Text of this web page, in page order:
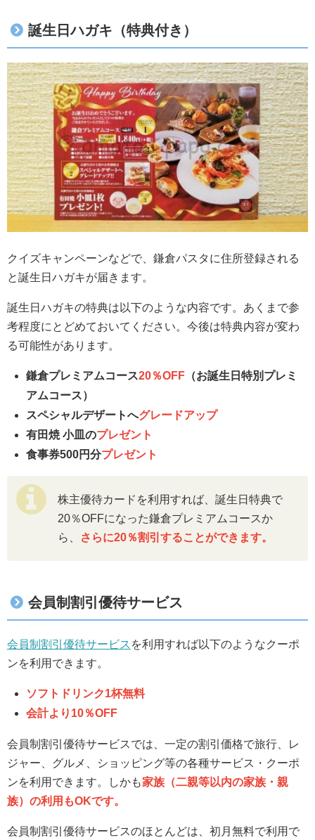
誕生日ハガキ（特典付き）
クイズキャンペーンなどで、鎌倉パスタに住所登録される
と誕生日ハガキが届きます。
誕生日ハガキの特典は以下のような内容です。あくまで参
考程度にとどめておいてください。今後は特典内容が変わ
る可能性があります。
鎌倉プレミアムコース20％OFF （お誕生日特別プレミ
アムコース）
スペシャルデザートへグレードアップ
有田焼 小皿のプレゼント
食事券500円分プレゼント
株主優待カードを利用すれば、誕生日特典で
20％OFFになった鎌倉プレミアムコースか
ら、
さらに20％割引することができます。
会員制割引優待サービス
会員制割引優待サービス を利用すれば以下のようなクーポ
ンを利用できます。
ソフトドリンク1杯無料
会計より10％OFF
会員制割引優待サービスでは、一定の割引価格で旅行、レ
ジャー、グルメ、ショッピング等の各種サービス・クーポ
ンを利用できます。しかも家族（二親等以内の家族・親
族）の利用もOKです。
会員制割引優待サービスのほとんどは、初月無料で利用で